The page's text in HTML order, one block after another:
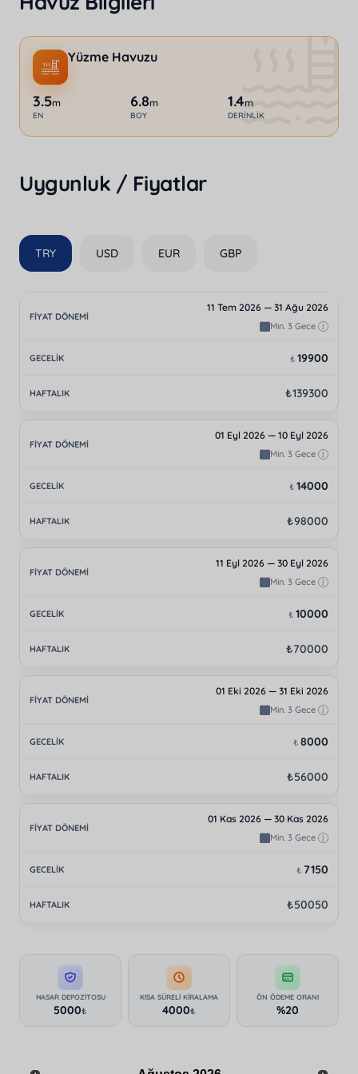
Yüzme Havuzu
3.5m
EN
6.8m
BOY
1.4m
DERINLIK
Uygunluk / Fiyatlar
TRY USD EUR GBP
11 Tem 2026 — 31 Ağu 2026
Min. 3 Gece
₺ 19900
₺139300
01 Eyl 2026 — 10 Eyl 2026
Min. 3 Gece
₺ 14000
₺98000
11 Eyl 2026 — 30 Eyl 2026
Min. 3 Gece
₺ 10000
₺70000
01 Eki 2026 — 31 Eki 2026
Min. 3 Gece
₺ 8000
₺56000
01 Kas 2026 — 30 Kas 2026
Min. 3 Gece
₺ 7150
₺50050
HASAR DEPOZITOSU
5000₺
KISA SÜRELI KIRALAMA
4000₺
ÖN ÖDEME ORANI
%20